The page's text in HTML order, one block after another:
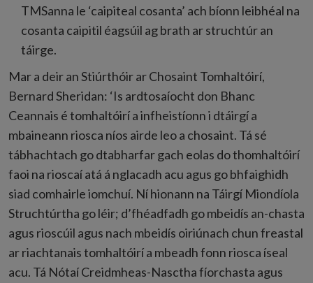
TMSanna le ‘caipiteal cosanta’ ach bíonn leibhéal na
cosanta caipitil éagsúil ag brath ar struchtúr an
táirge.
Mar a deir an Stiúrthóir ar Chosaint Tomhaltóirí,
Bernard Sheridan: ‘Is ardtosaíocht don Bhanc
Ceannais é tomhaltóirí a infheistíonn i dtáirgí a
mbaineann riosca níos airde leo a chosaint. Tá sé
tábhachtach go dtabharfar gach eolas do thomhaltóirí
faoi na rioscaí atá á nglacadh acu agus go bhfaighidh
siad comhairle iomchuí. Ní hionann na Táirgí Miondíola
Struchtúrtha go léir; d’fhéadfadh go mbeidís an-chasta
agus rioscúil agus nach mbeidís oiriúnach chun freastal
ar riachtanais tomhaltóirí a mbeadh fonn riosca íseal
acu. Tá Nótaí Creidmheas-Nasctha fíorchasta agus